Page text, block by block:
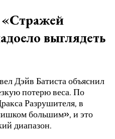
«Стражей
выглядеть
Дэйв Батиста объяснил
потерю веса. По
Разрушителя, в
большим», и это
диапазон.